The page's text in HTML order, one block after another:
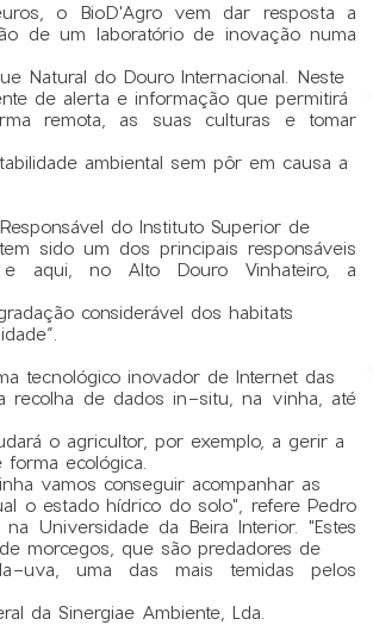
o BioD'Agro vem dar resposta a
de um laboratório de inovação numa
Natural do Douro Internacional. Neste
de alerta e informação que permitirá
remota, as suas culturas e tomar
ambiental sem pôr em causa a
do Instituto Superior de
sido um dos principais responsáveis
e aqui, no Alto Douro Vinhateiro, a
considerável dos habitats
tecnológico inovador de Internet das
recolha de dados in-situ, na vinha, até
o agricultor, por exemplo, a gerir a
ecológica.
vamos conseguir acompanhar as
o estado hídrico do solo", refere Pedro
Universidade da Beira Interior. "Estes
morcegos, que são predadores de
uva, uma das mais temidas pelos
da Sinergiae Ambiente, Lda.